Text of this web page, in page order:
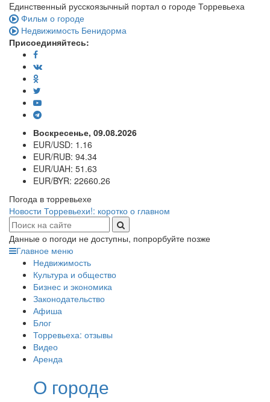
Eдинственный русскоязычный портал о городе Торревьеха
Фильм о городе
Недвижимость Бенидорма
Присоединяйтесь:
Воскресенье, 09.08.2026
EUR/USD: 1.16
EUR/RUB: 94.34
EUR/UAH: 51.63
EUR/BYR: 22660.26
Погода в торревьехе
Новости Торревьехи!: коротко о главном
Данные о погоди не доступны, попрорбуйте позже
Главное меню
Недвижимость
Культура и общество
Бизнес и экономика
Законодательство
Афиша
Блог
Торревьеха: отзывы
Видео
Аренда
О городе